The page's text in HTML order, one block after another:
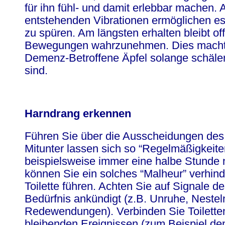
für ihn fühl- und damit erlebbar machen.
entstehenden Vibrationen ermöglichen
zu spüren. Am längsten erhalten bleibt
Bewegungen wahrzunehmen. Dies
Demenz-Betroffene Äpfel solange
sind.
Harndrang erkennen
Führen Sie über die Ausscheidungen
Mitunter lassen sich so
beispielsweise immer eine halbe
können Sie ein solches “Malheur”
Toilette führen. Achten Sie auf Signale
Bedürfnis ankündigt (z.B. Unruhe,
Redewendungen). Verbinden Sie